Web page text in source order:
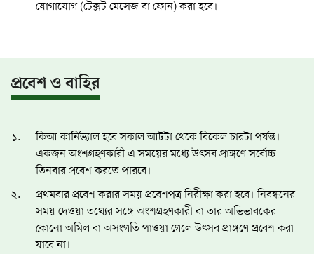
যোগাযোগ (টেক্সট মেসেজ বা ফোন) করা হবে।
প্রবেশ ও বাহির
কিআ কার্নিভ্যাল হবে সকাল আটটা থেকে বিকেল চারটা পর্যন্ত।
একজন অংশগ্রহণকারী এ সময়ের মধ্যে উৎসব প্রাঙ্গণে সর্বোচ্চ
তিনবার প্রবেশ করতে পারবে।
প্রথমবার প্রবেশ করার সময় প্রবেশপত্র নিরীক্ষা করা হবে। নিবন্ধনের
সময় দেওয়া তথ্যের সঙ্গে অংশগ্রহণকারী বা তার অভিভাবকের
কোনো অমিল বা অসংগতি পাওয়া গেলে উৎসব প্রাঙ্গণে প্রবেশ করা
যাবে না।